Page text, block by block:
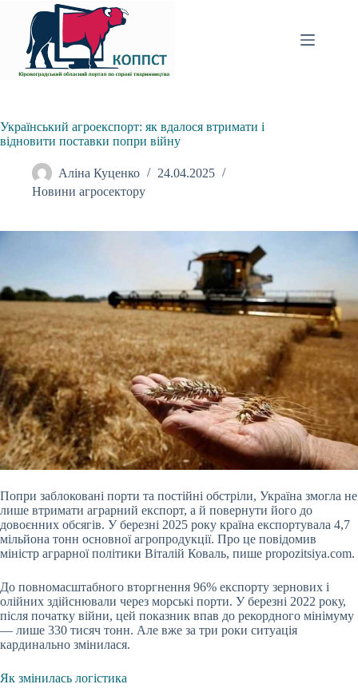
вмісту
Український агроекспорт: як вдалося втримати і
відновити поставки попри війну
Аліна Куценко
24.04.2025
Новини агросектору
Попри заблоковані порти та постійні обстріли, Україна змогла не
лише втримати аграрний експорт, а й повернути його до
довоєнних обсягів. У березні 2025 року країна експортувала 4,7
мільйона тонн основної агропродукції. Про це повідомив
міністр аграрної політики Віталій Коваль, пише propozitsiya.com.
До повномасштабного вторгнення 96% експорту зернових і
олійних здійснювали через морські порти. У березні 2022 року,
після початку війни, цей показник впав до рекордного мінімуму
— лише 330 тисяч тонн. Але вже за три роки ситуація
кардинально змінилася.
Як змінилась логістика